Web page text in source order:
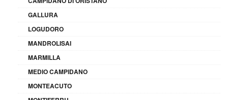
GALLURA
LOGUDORO
MANDROLISAI
MARMILLA
MEDIO CAMPIDANO
MONTEACUTO